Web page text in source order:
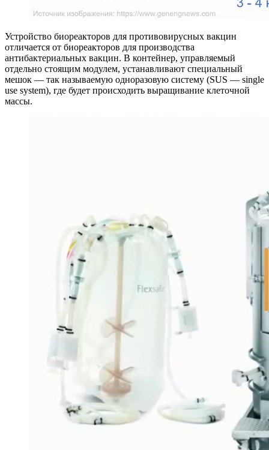
Устройство биореакторов для противовирусных вакцин
отличается от биореакторов для производства
антибактериальных вакцин. В контейнер, управляемый
отдельно стоящим модулем, устанавливают специальный
мешок — так называемую одноразовую систему (SUS — single
use system), где будет происходить выращивание клеточной
массы.